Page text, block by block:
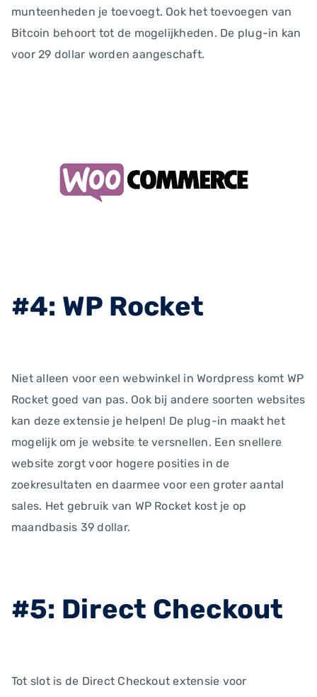
munteenheden je toevoegt. Ook het toevoegen van
Bitcoin behoort tot de mogelijkheden. De plug-in kan
voor 29 dollar worden aangeschaft.
#4: WP Rocket
Niet alleen voor een webwinkel in Wordpress komt WP
Rocket goed van pas. Ook bij andere soorten websites
kan deze extensie je helpen! De plug-in maakt het
mogelijk om je website te versnellen. Een snellere
website zorgt voor hogere posities in de
zoekresultaten en daarmee voor een groter aantal
sales. Het gebruik van WP Rocket kost je op
maandbasis 39 dollar.
#5: Direct Checkout
Tot slot is de Direct Checkout extensie voor